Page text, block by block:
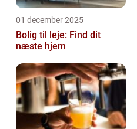
01 december 2025
Bolig til leje: Find dit
næste hjem